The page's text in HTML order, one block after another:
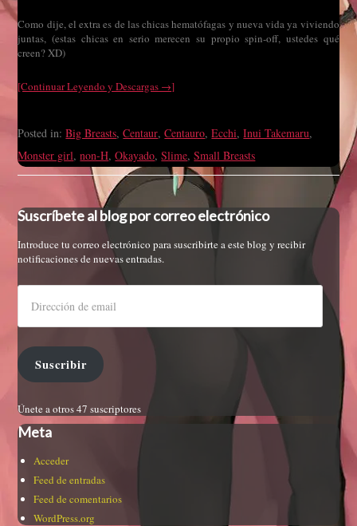
Como dije, el extra es de las chicas hematófagas y nueva vida ya viviendo
juntas, (estas chicas en serio merecen su propio spin-off, ustedes qué
creen? XD)
[Continuar Leyendo y Descargas →]
Posted in:Big Breasts,Centaur,Centauro,Ecchi,Inui Takemaru,
Monster girl,non-H,Okayado,Slime,Small Breasts
Suscríbete al blog por correo electrónico
Introduce tu correo electrónico para suscribirte a este blog y recibir
notificaciones de nuevas entradas.
Suscribir
Únete a otros 47 suscriptores
Meta
Acceder
Feed de entradas
Feed de comentarios
WordPress.org